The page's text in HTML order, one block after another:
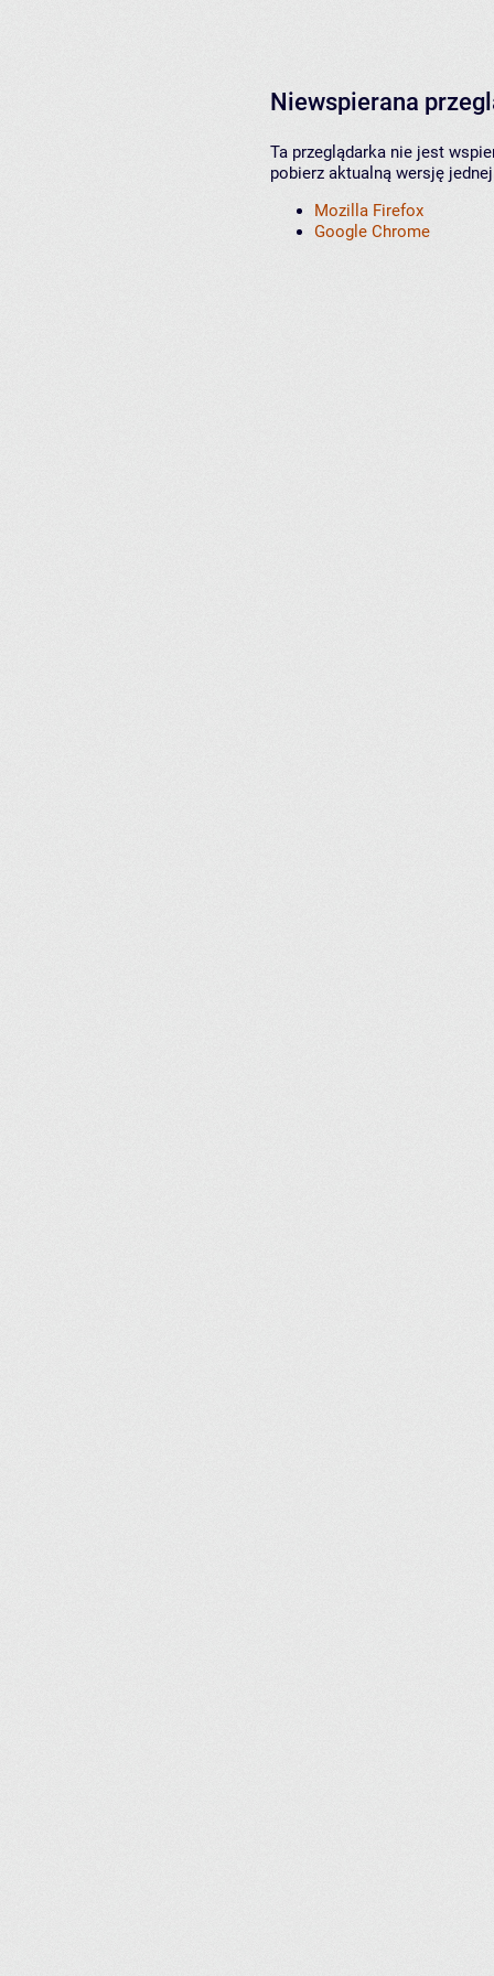
Niewspierana
Ta przeglądarka nie jest
pobierz aktualną wersję
Mozilla Firefox
Google Chrome